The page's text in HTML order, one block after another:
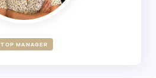
TOP MANAGER